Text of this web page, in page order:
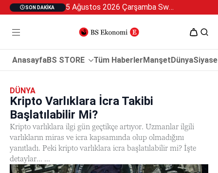
SON DAKIKA 5 Ağustos 2026 Çarşamba Swan Özel 2
AnasayfaBS STORE Tüm HaberlerManşetDünya
DÜNYA
Kripto Varlıklara İcra Takibi
Başlatılabilir Mi?
Kripto varlıklara ilgi gün geçtikçe artıyor. Uzmanlar ilgili
varlıkların miras ve icra kapsamında olup olmadığını
yanıtladı. Peki kripto varlıklara icra başlatılabilir mi? İşte
detaylar… ...